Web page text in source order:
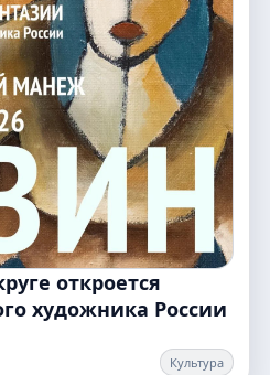
откроется
художника России
Культура